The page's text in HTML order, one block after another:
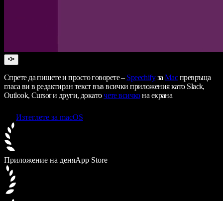
Спрете да пишете и просто говорете – SpeechifyзаMacпревръща
гласа ви в редактиран текст във всички приложения като Slack,
Outlook, Cursor и други, докаточете всичкона екрана
Изтеглете за macOS
Приложение на деняApp Store